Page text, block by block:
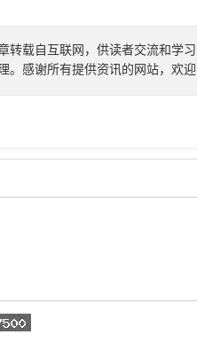
转载自互联网，供读者交流和学
。感谢所有提供资讯的网站，欢